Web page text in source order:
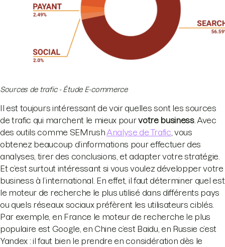
Sources de trafic - Étude E-commerce
Il est toujours intéressant de voir quelles sont les sources
de trafic qui marchent le mieux pourvotre business. Avec
des outils comme SEMrush Analyse de Trafic , vous
obtenez beaucoup d’informations pour effectuer des
analyses, tirer des conclusions, et adapter votre stratégie.
Et c’est surtout intéressant si vous voulez développer votre
business à l’international. En effet, il faut déterminer quel est
le moteur de recherche le plus utilisé dans différents pays
ou quels réseaux sociaux préfèrent les utilisateurs ciblés.
Par exemple, en France le moteur de recherche le plus
populaire est Google, en Chine c’est Baidu, en Russie c’est
Yandex : il faut bien le prendre en considération dès le